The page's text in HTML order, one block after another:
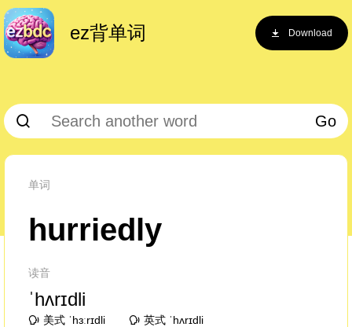
ez背单词 Download
Go
单词
hurriedly
读音
ˈhʌrɪdli
美式 ˈhɜːrɪdli 英式 ˈhʌrɪdli